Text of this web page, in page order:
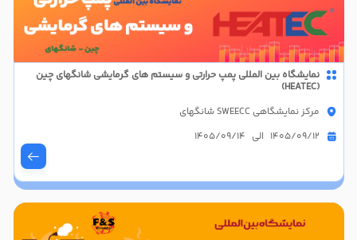
نمایشگاه بین المللی پمپ حرارتی و سیستم های گرمایشی شانگهای چین
(HEATEC)
مرکز نمایشگاهی SWEECC شانگهای
1405/09/12 الی 1405/09/14